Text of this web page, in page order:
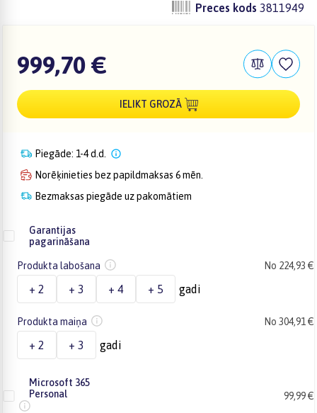
Preces kods 3811949
999,70 €
IELIKT GROZĀ
Piegāde: 1-4 d.d.
Norēķinieties bez papildmaksas 6 mēn.
Bezmaksas piegāde uz pakomātiem
Garantijas
pagarināšana
Produkta labošana No 224,93 €
+ 2 + 3 + 4 + 5 gadi
Produkta maiņa No 304,91 €
+ 2 + 3 gadi
Microsoft 365
Personal
99,99 €